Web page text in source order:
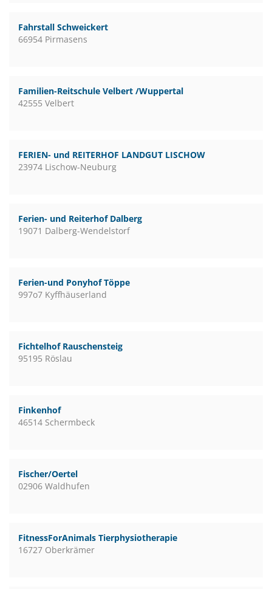
Fahrstall Schweickert
66954 Pirmasens
Familien-Reitschule Velbert /Wuppertal
42555 Velbert
FERIEN- und REITERHOF LANDGUT LISCHOW
23974 Lischow-Neuburg
Ferien- und Reiterhof Dalberg
19071 Dalberg-Wendelstorf
Ferien-und Ponyhof Töppe
997o7 Kyffhäuserland
Fichtelhof Rauschensteig
95195 Röslau
Finkenhof
46514 Schermbeck
Fischer/Oertel
02906 Waldhufen
FitnessForAnimals Tierphysiotherapie
16727 Oberkrämer